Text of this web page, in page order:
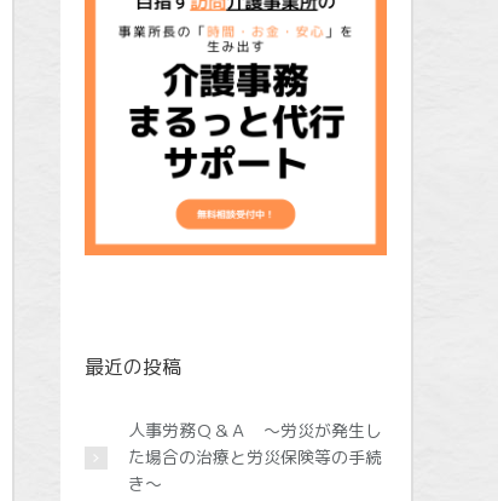
最近の投稿
人事労務Ｑ＆Ａ ～労災が発生し
た場合の治療と労災保険等の手続
き～